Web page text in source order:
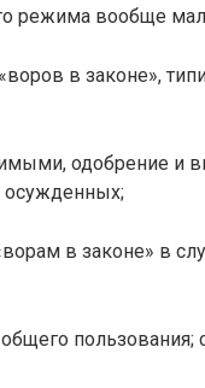
режима вообще
в законе»,
одобрение и
осужденных;
в законе» в